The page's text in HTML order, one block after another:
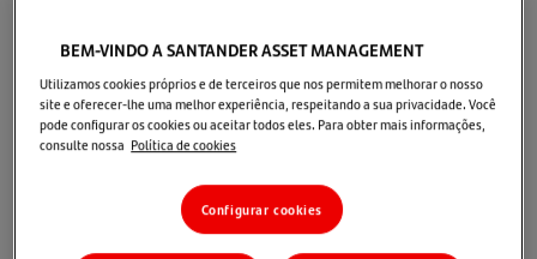
INVESTIMENTO
SANTANDER FIC FI
SANTANDER
RENDA FIXA
INVESTIMENTO EM
COTAS DE FUNDO
DE INVESTIMENTO
BEM-VINDO A SANTANDER ASSET MANAGEMENT
Utilizamos cookies próprios e de terceiros que nos permitem melhorar o nosso
site e oferecer-lhe uma melhor experiência, respeitando a sua privacidade. Você
pode configurar os cookies ou aceitar todos eles. Para obter mais informações,
consulte nossa Política de cookies
Configurar cookies